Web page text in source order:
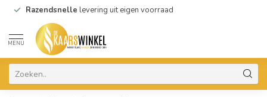
Razendsnelle levering uit eigen voorraad
MENU